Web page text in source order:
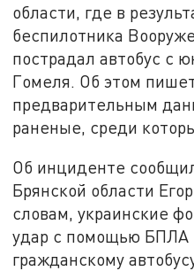
области, где в
беспилотника
пострадал автобус с
Гомеля. Об этом
предварительным
раненые, среди
Об инциденте
Брянской области
словам, украинские
удар с помощью БПЛА
гражданскому